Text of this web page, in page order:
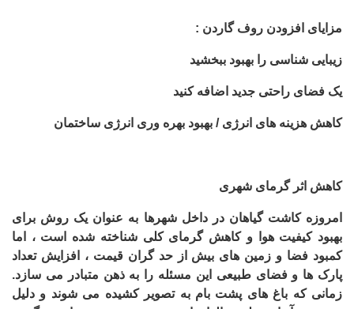
مزایای افزودن روف گاردن :
زیبایی شناسی را بهبود ببخشید
یک فضای راحتی جدید اضافه کنید
کاهش هزینه های انرژی / بهبود بهره وری انرژی ساختمان
کاهش اثر گرمای شهری
امروزه کاشت گیاهان در داخل شهرها به عنوان یک روش برای
بهبود کیفیت هوا و کاهش گرمای کلی شناخته شده است ، اما
کمبود فضا و زمین های بیش از حد گران قیمت ، افزایش تعداد
پارک ها و فضای طبیعی این مسئله را به ذهن متبادر می سازد.
زمانی که باغ های پشت بام به تصویر کشیده می شوند و دلیل